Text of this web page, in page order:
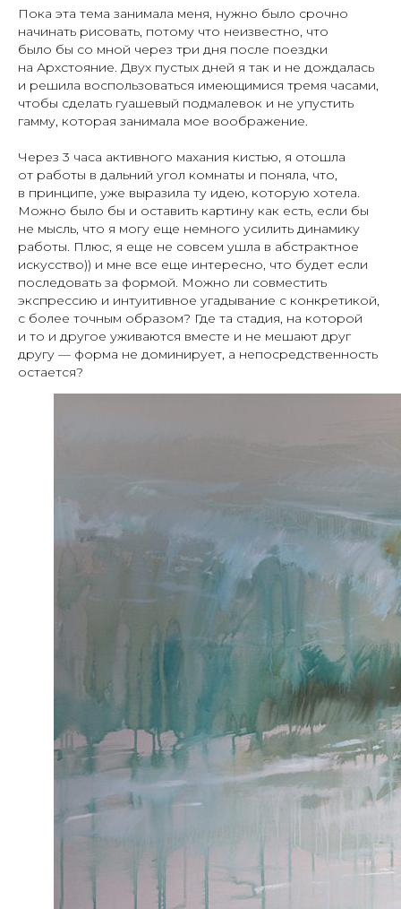
Пока эта тема занимала меня, нужно было срочно
начинать рисовать, потому что неизвестно, что
было бы со мной через три дня после поездки
на Архстояние. Двух пустых дней я так и не дождалась
и решила воспользоваться имеющимися тремя часами,
чтобы сделать гуашевый подмалевок и не упустить
гамму, которая занимала мое воображение.
Через 3 часа активного махания кистью, я отошла
от работы в дальний угол комнаты и поняла, что,
в принципе, уже выразила ту идею, которую хотела.
Можно было бы и оставить картину как есть, если бы
не мысль, что я могу еще немного усилить динамику
работы. Плюс, я еще не совсем ушла в абстрактное
искусство)) и мне все еще интересно, что будет если
последовать за формой. Можно ли совместить
экспрессию и интуитивное угадывание с конкретикой,
с более точным образом? Где та стадия, на которой
и то и другое уживаются вместе и не мешают друг
другу — форма не доминирует, а непосредственность
остается?